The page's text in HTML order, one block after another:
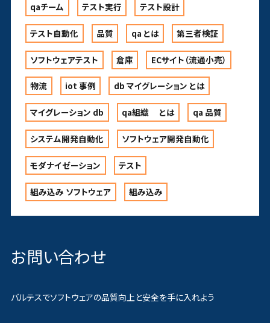
qaチーム テスト実行 テスト設計
テスト自動化 品質 qa とは 第三者検証
ソフトウェアテスト 倉庫 ECサイト（流通小売）
物流 iot 事例 db マイグレーション とは
マイグレーション db qa組織 とは qa 品質
システム開発自動化 ソフトウェア開発自動化
モダナイゼーション テスト
組み込み ソフトウェア 組み込み
お問い合わせ
バルテスでソフトウェアの品質向上と安全を手に入れよう